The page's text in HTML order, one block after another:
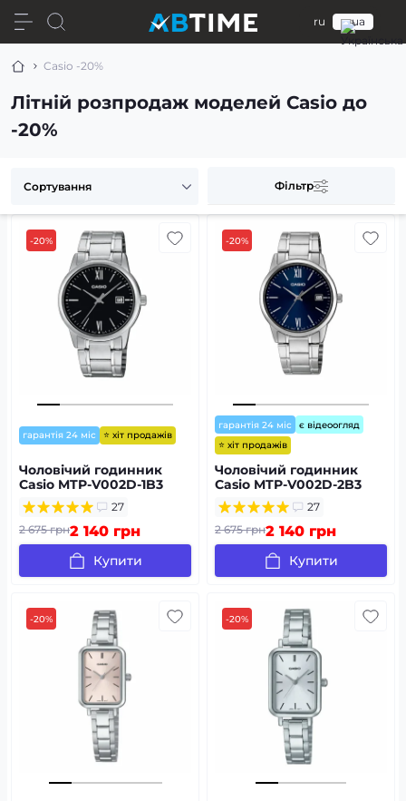
ru ua
Casio -20%
Літній розпродаж моделей Casio до
-20%
Фільтр
-20%
гарантія 24 міс ⭐ хіт продажів
Чоловічий годинник
Casio MTP-V002D-1B3
27
2 675 грн2 140 грн
Купити
-20%
гарантія 24 міс
є відеоогляд
⭐ хіт продажів
Чоловічий годинник
Casio MTP-V002D-2B3
27
2 675 грн2 140 грн
Купити
-20% -20%